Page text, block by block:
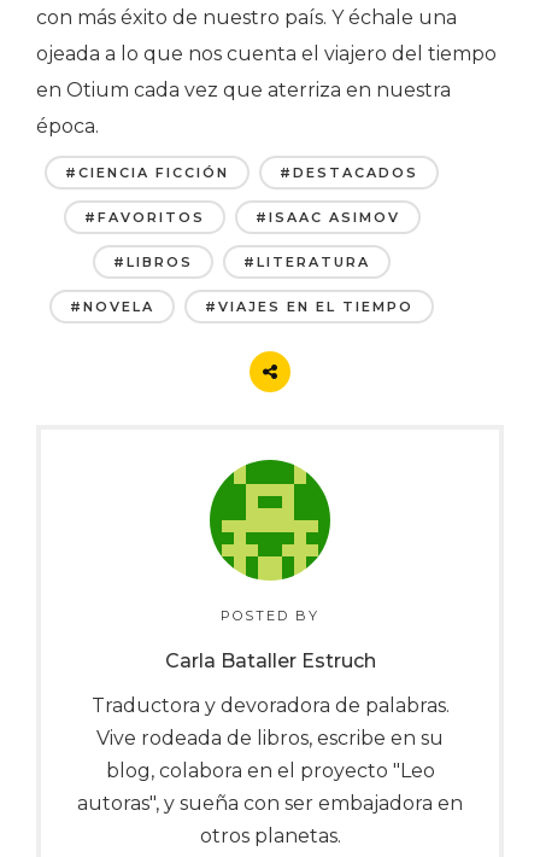
con más éxito de nuestro país. Y échale una
ojeada a lo que nos cuenta el viajero del tiempo
en Otium cada vez que aterriza en nuestra
época.
#CIENCIA FICCIÓN #DESTACADOS
#FAVORITOS #ISAAC ASIMOV
#LIBROS #LITERATURA
#NOVELA #VIAJES EN EL TIEMPO
POSTED BY
Carla Bataller Estruch
Traductora y devoradora de palabras.
Vive rodeada de libros, escribe en su
blog, colabora en el proyecto "Leo
autoras", y sueña con ser embajadora en
otros planetas.